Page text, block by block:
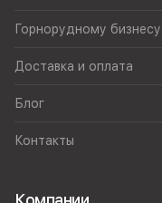
Горнорудному бизнесу
Доставка и оплата
Блог
Контакты